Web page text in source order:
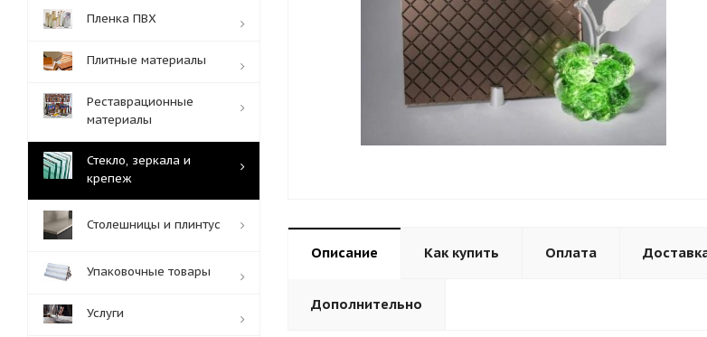
Описание Как купить Оплата
Дополнительно
Пленка ПВХ
Плитные материалы
Реставрационные
материалы
Стекло, зеркала и
крепеж
Столешницы и плинтус
Упаковочные товары
Услуги